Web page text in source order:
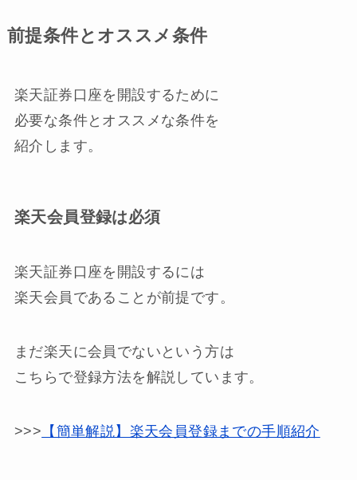
前提条件とオススメ条件
楽天証券口座を開設するために
必要な条件とオススメな条件を
紹介します。
楽天会員登録は必須
楽天証券口座を開設するには
楽天会員であることが前提です。
まだ楽天に会員でないという方は
こちらで登録方法を解説しています。
>>> 【簡単解説】楽天会員登録までの手順紹介